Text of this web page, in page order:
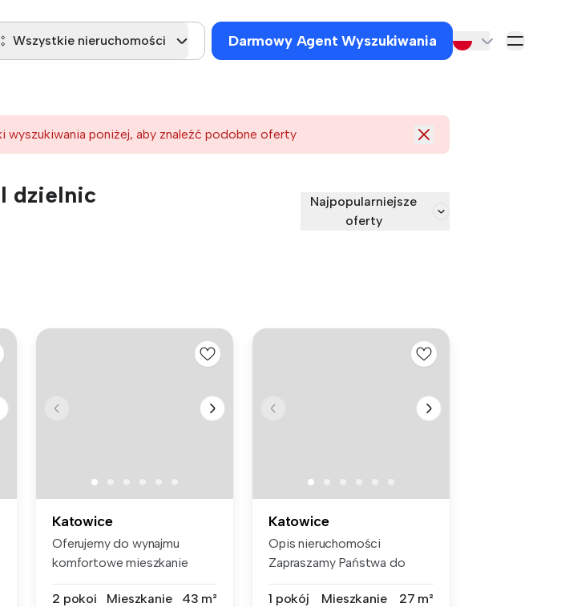
Wszystkie nieruchomości Darmowy Agent Wyszukiwania
wyszukiwania poniżej, aby znaleźć podobne oferty
dzielnic
Najpopularniejsze
oferty
Katowice
Oferujemy do wynajmu
komfortowe mieszkanie
2 pokoi
Mieszkanie 43 m²
Katowice
Opis nieruchomości
Zapraszamy Państwa do
1 pokój
Mieszkanie 27 m²